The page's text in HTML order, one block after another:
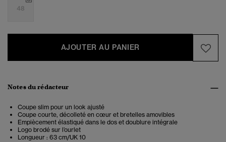
48
AJOUTER AU PANIER
Notes du rédacteur
Coupe slim pour un look ajusté
Coupe courte, décolleté en cœur et bretelles amovibles
Empiècement élastiqué dans le dos et doublure intégrale
Logo brodé sur l’ourlet
Longueur : 63 cm/UK 10